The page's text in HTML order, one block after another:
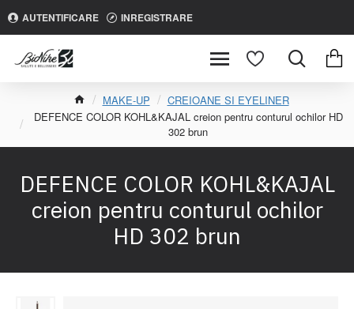
AUTENTIFICARE INREGISTRARE
MAKE-UP
CREIOANE SI EYELINER
DEFENCE COLOR KOHL&KAJAL creion pentru conturul ochilor HD
302 brun
DEFENCE COLOR KOHL&KAJAL
creion pentru conturul ochilor
HD 302 brun